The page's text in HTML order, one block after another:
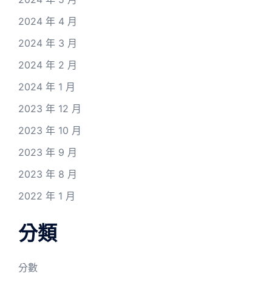
2024 年 4 月
2024 年 3 月
2024 年 2 月
2024 年 1 月
2023 年 12 月
2023 年 10 月
2023 年 9 月
2023 年 8 月
2022 年 1 月
分類
分數